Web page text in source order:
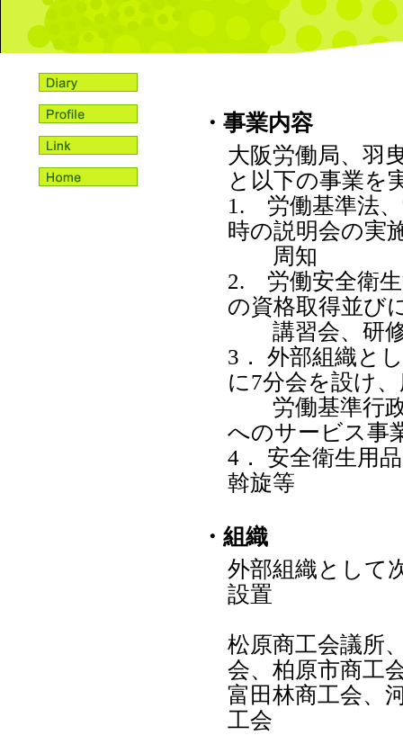
・事業内容
大阪労働局、羽
と以下の事業を
1. 労働基準法、
時の説明会の実
周知
2. 労働安全衛生
の資格取得並び
講習会、研修
3． 外部組織と
に7分会を設け
労働基準行政
へのサービス事
4． 安全衛生用
斡旋等
・組織
外部組織として
設置
松原商工会議所
会、柏原市商工
富田林商工会、
工会